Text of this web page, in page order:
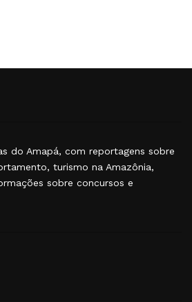
do Amapá, com reportagens sobre
turismo na Amazônia,
sobre concursos e